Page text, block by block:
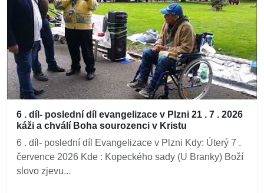
6 . díl- poslední díl evangelizace v Plzni 21 . 7 . 2026
káži a chválí Boha sourozenci v Kristu
6 . díl- poslední díl Evangelizace v Plzni Kdy: Úterý 7 .
července 2026 Kde : Kopeckého sady (U Branky) Boží
slovo zjevu...